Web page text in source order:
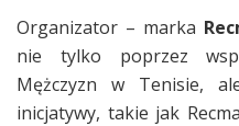
Organizator – marka
nie tylko poprzez
Mężczyzn w Tenisie,
inicjatywy, takie jak